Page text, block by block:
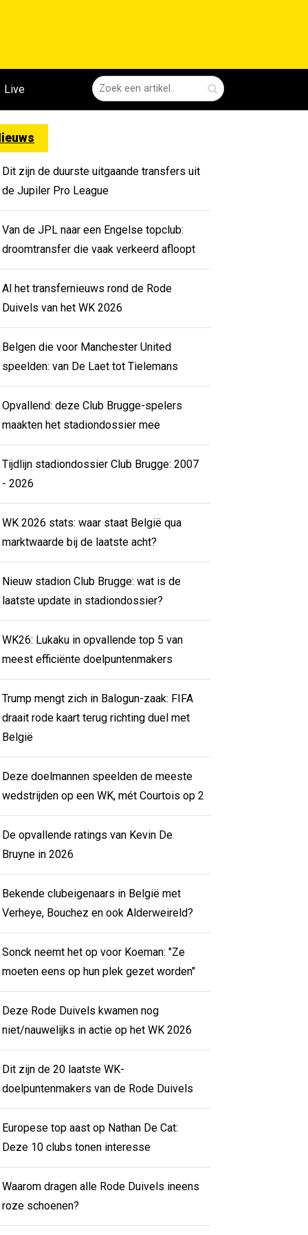
Live
Dit zijn de duurste uitgaande transfers uit
de Jupiler Pro League
Van de JPL naar een Engelse topclub:
droomtransfer die vaak verkeerd afloopt
Al het transfernieuws rond de Rode
Duivels van het WK 2026
Belgen die voor Manchester United
speelden: van De Laet tot Tielemans
Opvallend: deze Club Brugge-spelers
maakten het stadiondossier mee
Tijdlijn stadiondossier Club Brugge: 2007
- 2026
WK 2026 stats: waar staat België qua
marktwaarde bij de laatste acht?
Nieuw stadion Club Brugge: wat is de
laatste update in stadiondossier?
WK26: Lukaku in opvallende top 5 van
meest efficiënte doelpuntenmakers
Trump mengt zich in Balogun-zaak: FIFA
draait rode kaart terug richting duel met
België
Deze doelmannen speelden de meeste
wedstrijden op een WK, mét Courtois op 2
De opvallende ratings van Kevin De
Bruyne in 2026
Bekende clubeigenaars in België met
Verheye, Bouchez en ook Alderweireld?
Sonck neemt het op voor Koeman: "Ze
moeten eens op hun plek gezet worden"
Deze Rode Duivels kwamen nog
niet/nauwelijks in actie op het WK 2026
Dit zijn de 20 laatste WK-
doelpuntenmakers van de Rode Duivels
Europese top aast op Nathan De Cat:
Deze 10 clubs tonen interesse
Waarom dragen alle Rode Duivels ineens
roze schoenen?